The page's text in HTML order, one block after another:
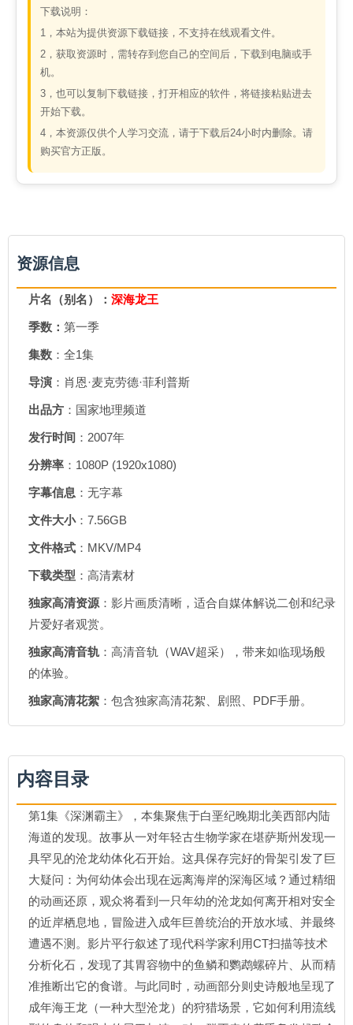
下载说明：
1，本站为提供资源下载链接，不支持在线观看文件。
2，获取资源时，需转存到您自己的空间后，下载到电脑或手
机。
3，也可以复制下载链接，打开相应的软件，将链接粘贴进去
开始下载。
4，本资源仅供个人学习交流，请于下载后24小时内删除。请
购买官方正版。
资源信息
片名（别名）： 深海龙王
季数： 第一季
集数 ：全1集
导演 ：肖恩·麦克劳德·菲利普斯
出品方 ：国家地理频道
发行时间 ：2007年
分辨率 ：1080P (1920x1080)
字幕信息 ：无字幕
文件大小：7.56GB
文件格式 ：MKV/MP4
下载类型 ：高清素材
独家高清资源 ：影片画质清晰，适合自媒体解说二创和纪录
片爱好者观赏。
独家高清音轨 ：高清音轨（WAV超采），带来如临现场般
的体验。
独家高清花絮 ：包含独家高清花絮、剧照、PDF手册。
内容目录
第1集《深渊霸主》，本集聚焦于白垩纪晚期北美西部内陆
海道的发现。故事从一对年轻古生物学家在堪萨斯州发现一
具罕见的沧龙幼体化石开始。这具保存完好的骨架引发了巨
大疑问：为何幼体会出现在远离海岸的深海区域？通过精细
的动画还原，观众将看到一只年幼的沧龙如何离开相对安全
的近岸栖息地，冒险进入成年巨兽统治的开放水域、并最终
遭遇不测。影片平行叙述了现代科学家利用CT扫描等技术
分析化石，发现了其胃容物中的鱼鳞和鹦鹉螺碎片、从而精
准推断出它的食谱。与此同时，动画部分则史诗般地呈现了
成年海王龙（一种大型沧龙）的狩猎场景，它如何利用流线